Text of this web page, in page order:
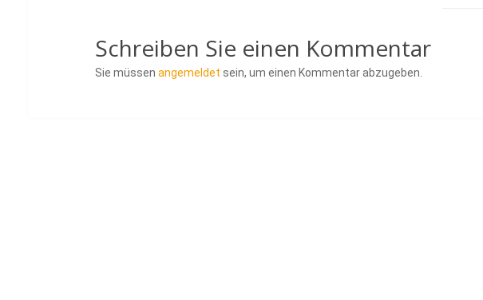
Schreiben Sie einen Kommentar
Sie müssen angemeldet sein, um einen Kommentar abzugeben.